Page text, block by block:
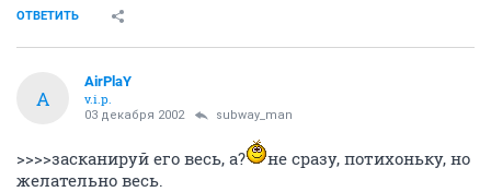
ОТВЕТИТЬ
A
AirPlaY
v.i.p.
03 декабря 2002 subway_man
>>>>засканируй его весь, а?
не сразу, потихоньку, но
желательно весь.